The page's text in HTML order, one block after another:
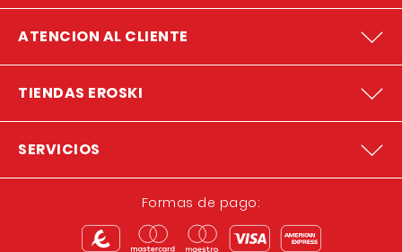
ATENCION AL CLIENTE
TIENDAS EROSKI
SERVICIOS
Formas de pago: